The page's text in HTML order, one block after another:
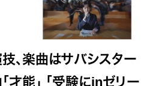
、楽曲はサバシスター
才能」 「受験にinゼリー